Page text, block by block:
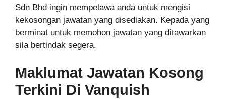
Sdn Bhd ingin mempelawa anda untuk mengisi
kekosongan jawatan yang disediakan. Kepada yang
berminat untuk memohon jawatan yang ditawarkan
sila bertindak segera.
Maklumat Jawatan Kosong
Terkini Di Vanquish